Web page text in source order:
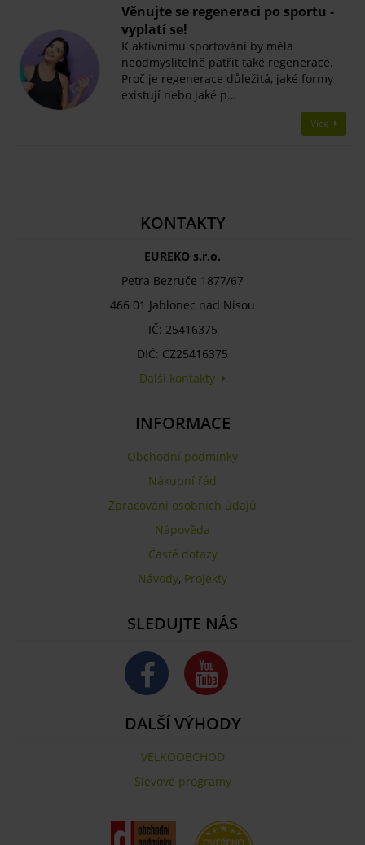
Věnujte se regeneraci po sportu -
vyplatí se!
K aktivnímu sportování by měla
neodmyslitelně patřit také regenerace.
Proč je regenerace důležitá, jaké formy
existují nebo jaké p…
Více
KONTAKTY
EUREKO s.r.o.
Petra Bezruče 1877/67
466 01 Jablonec nad Nisou
IČ: 25416375
DIČ: CZ25416375
Další kontakty
INFORMACE
Obchodní podmínky
Nákupní řád
Zpracování osobních údajů
Nápověda
Časté dotazy
Návody, Projekty
SLEDUJTE NÁS
DALŠÍ VÝHODY
VELKOOBCHOD
Slevové programy